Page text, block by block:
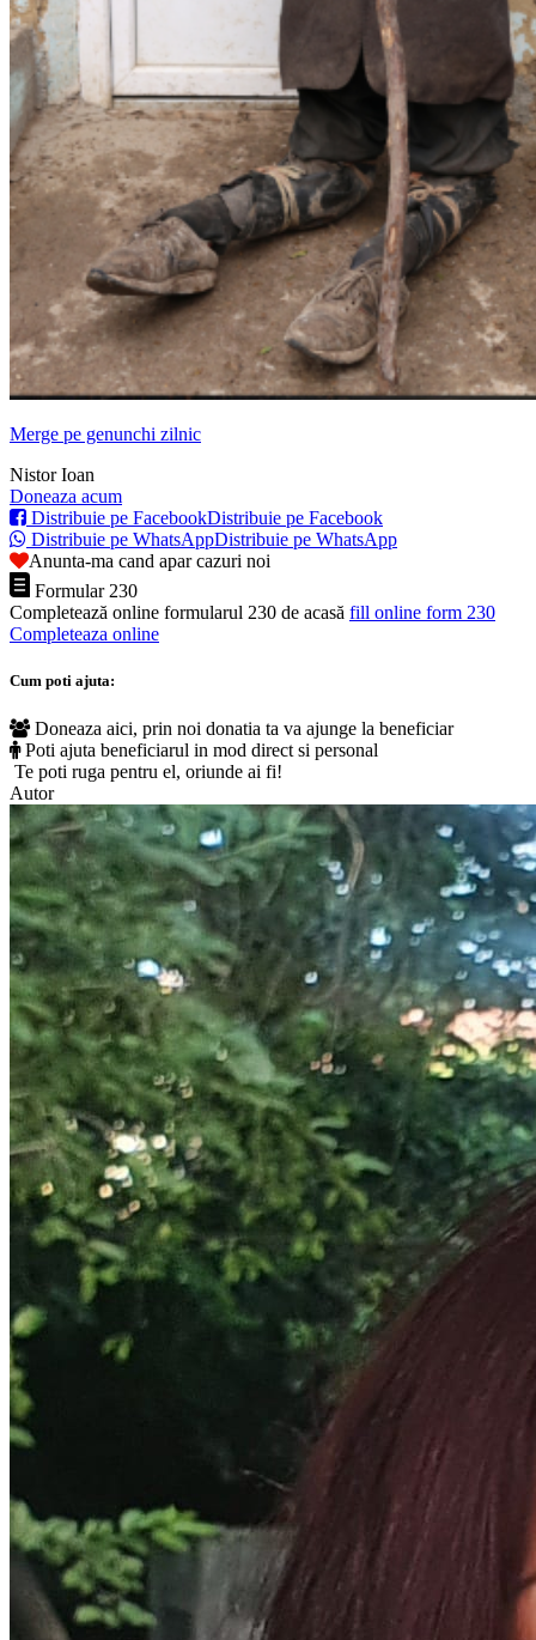
Merge pe genunchi zilnic
Nistor Ioan
Doneaza acum
Distribuie pe FacebookDistribuie pe Facebook
Distribuie pe WhatsAppDistribuie pe WhatsApp
Anunta-ma cand apar cazuri noi
Formular 230
Completează online formularul 230 de acasă fill online form 230
Completeaza online
Cum poti ajuta:
Doneaza aici, prin noi donatia ta va ajunge la beneficiar
Poti ajuta beneficiarul in mod direct si personal
Te poti ruga pentru el, oriunde ai fi!
Autor